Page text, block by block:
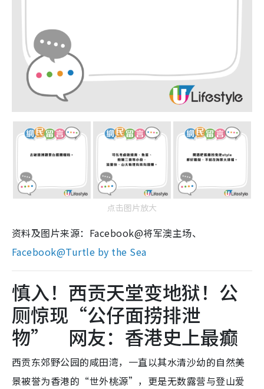
点击图片放大
资料及图片来源：Facebook@将军澳主场、
Facebook@Turtle by the Sea
慎入！西贡天堂变地狱！公
厕惊现“公仔面捞排泄
物” 网友：香港史上最癫
西贡东郊野公园的咸田湾，一直以其水清沙幼的自然美
景被誉为香港的“世外桃源”，更是无数露营与登山爱